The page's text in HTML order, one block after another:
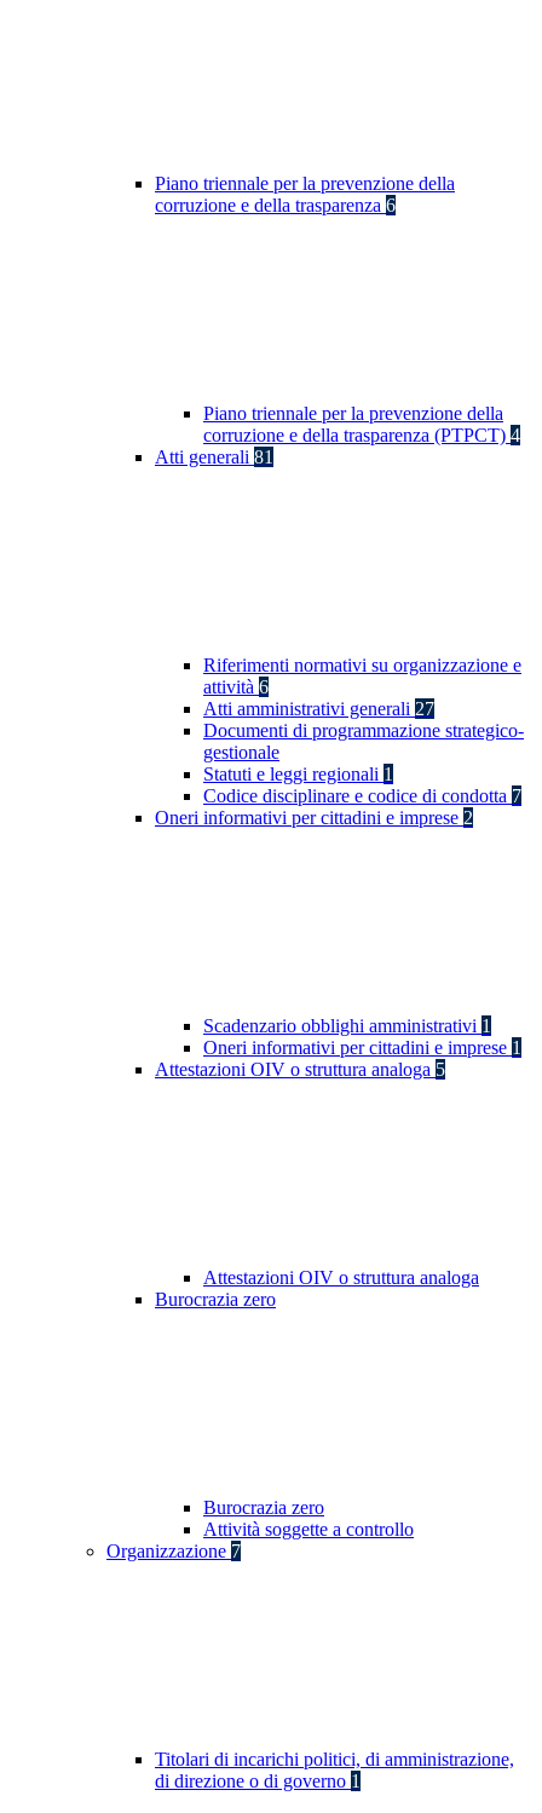
Piano triennale per la prevenzione della
corruzione e della trasparenza 6
Piano triennale per la prevenzione della
corruzione e della trasparenza (PTPCT) 4
Atti generali 81
Riferimenti normativi su organizzazione e
attività 6
Atti amministrativi generali 27
Documenti di programmazione strategico-
gestionale
Statuti e leggi regionali 1
Codice disciplinare e codice di condotta 7
Oneri informativi per cittadini e imprese 2
Scadenzario obblighi amministrativi 1
Oneri informativi per cittadini e imprese 1
Attestazioni OIV o struttura analoga 5
Attestazioni OIV o struttura analoga
Burocrazia zero
Burocrazia zero
Attività soggette a controllo
Organizzazione 7
Titolari di incarichi politici, di amministrazione,
di direzione o di governo 1